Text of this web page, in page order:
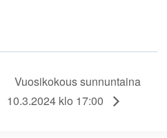
Vuosikokous sunnuntaina
10.3.2024 klo 17:00